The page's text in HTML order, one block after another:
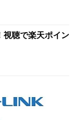
視聴で楽天ポイン